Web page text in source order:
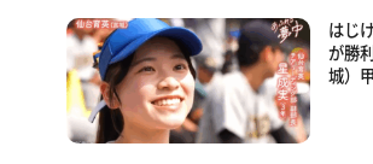
はじ
が勝
城）